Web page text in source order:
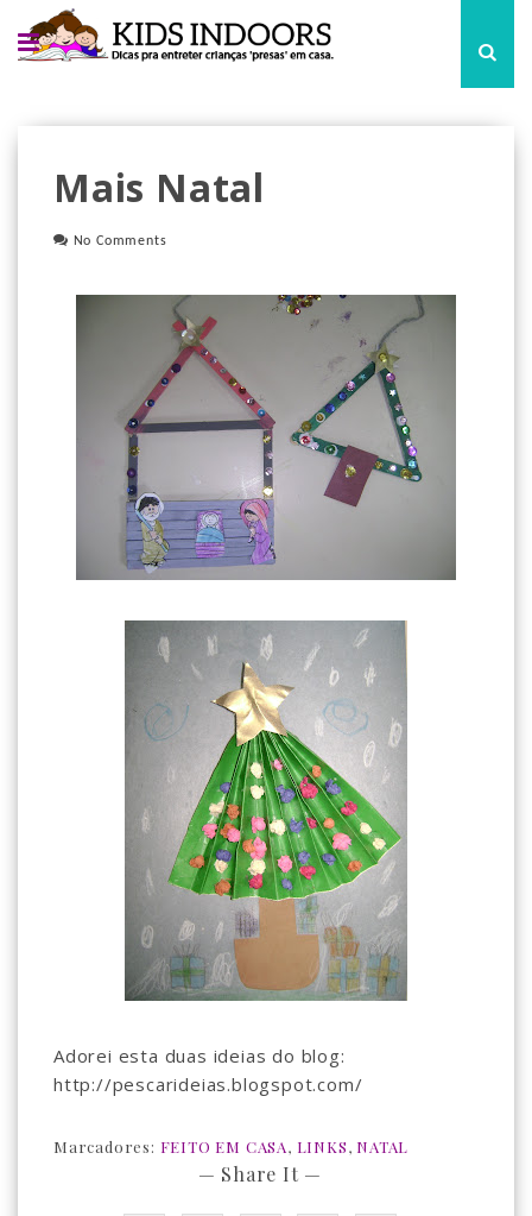
Mais Natal
No Comments
Adorei esta duas ideias do blog:
http://pescarideias.blogspot.com/
Marcadores: FEITO EM CASA, LINKS, NATAL
— Share It —